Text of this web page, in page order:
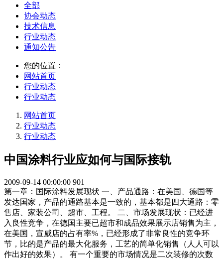
全部
协会动态
技术信息
行业动态
通知公告
您的位置：
网站首页
行业动态
行业动态
网站首页
行业动态
行业动态
中国涂料行业应如何与国际接轨
2009-09-14 00:00:00 901
第一章：国际涂料发展现状 一、产品通路：在美国、德国等
发达国家，产品的通路基本是一致的，基本都是四大通路：零
售店、家装公司、超市、工程。 二、市场发展现状：已经进
入良性竞争，在德国主要已超市和成品效果展示店销售为主，
在美国，宣威店的占有率%，已经形成了非常良性的竞争环
节，比的是产品的最大化服务，工艺的简单化销售（人人可以
作出好的效果）。 有一个重要的市场情况是二次装修的次数